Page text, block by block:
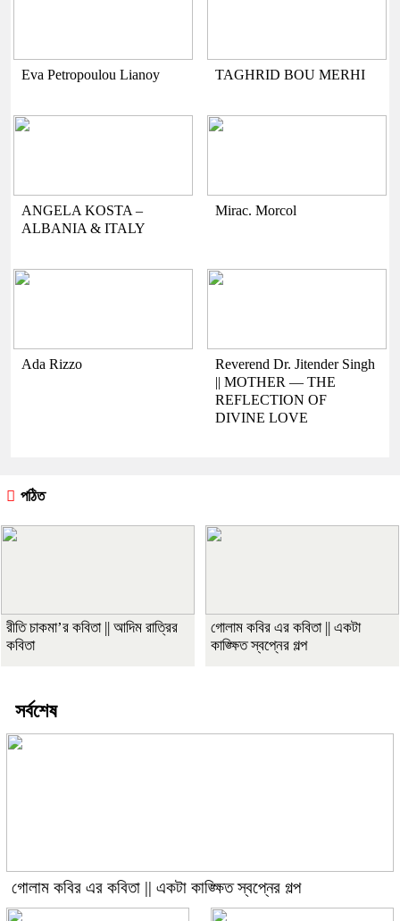
Eva Petropoulou Lianoy TAGHRID BOU MERHI
ANGELA KOSTA –
ALBANIA & ITALY
Mirac. Morcol
Ada Rizzo
Reverend Dr. Jitender Singh
|| MOTHER — THE
REFLECTION OF
DIVINE LOVE
পঠিত
রীতি চাকমা’র কবিতা || আদিম রাত্রির
কবিতা
গোলাম কবির এর কবিতা || একটা
কাঙ্ক্ষিত স্বপ্নের গল্প
সর্বশেষ
গোলাম কবির এর কবিতা || একটা কাঙ্ক্ষিত স্বপ্নের গল্প